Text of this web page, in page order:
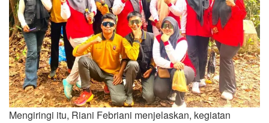
Mengiringi itu, Riani Febriani menjelaskan, kegiatan